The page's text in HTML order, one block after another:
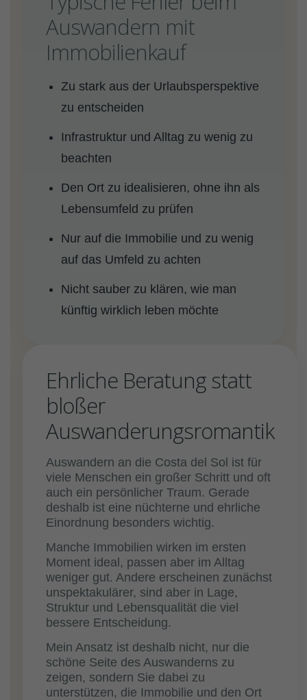
Auswandern mit
Immobilienkauf
Zu stark aus der Urlaubsperspektive
zu entscheiden
Infrastruktur und Alltag zu wenig zu
beachten
Den Ort zu idealisieren, ohne ihn als
Lebensumfeld zu prüfen
Nur auf die Immobilie und zu wenig
auf das Umfeld zu achten
Nicht sauber zu klären, wie man
künftig wirklich leben möchte
Ehrliche Beratung statt
bloßer
Auswanderungsromantik
Auswandern an die Costa del Sol ist für
viele Menschen ein großer Schritt und oft
auch ein persönlicher Traum. Gerade
deshalb ist eine nüchterne und ehrliche
Einordnung besonders wichtig.
Manche Immobilien wirken im ersten
Moment ideal, passen aber im Alltag
weniger gut. Andere erscheinen zunächst
unspektakulärer, sind aber in Lage,
Struktur und Lebensqualität die viel
bessere Entscheidung.
Mein Ansatz ist deshalb nicht, nur die
schöne Seite des Auswanderns zu
zeigen, sondern Sie dabei zu
unterstützen, die Immobilie und den Ort